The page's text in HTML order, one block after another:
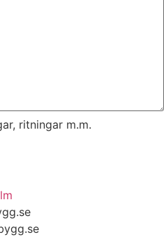
ritningar m.m.